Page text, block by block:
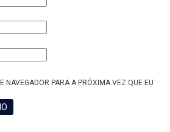
NAVEGADOR PARA A PRÓXIMA VEZ QUE EU